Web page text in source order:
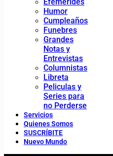
Humor
Cumpleaños
Funebres
Grandes
Notas y
Entrevistas
Columnistas
Libreta
Peliculas y
Series para
no Perderse
Servicios
Quienes Somos
SUSCRÍBITE
Nuevo Mundo